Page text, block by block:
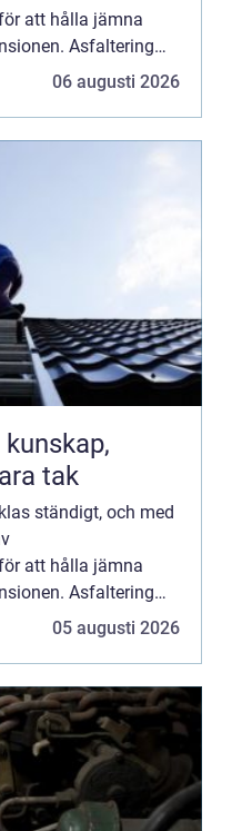
att hålla jämna
Asfaltering
06 augusti 2026
tak
ständigt, och med
att hålla jämna
Asfaltering
05 augusti 2026